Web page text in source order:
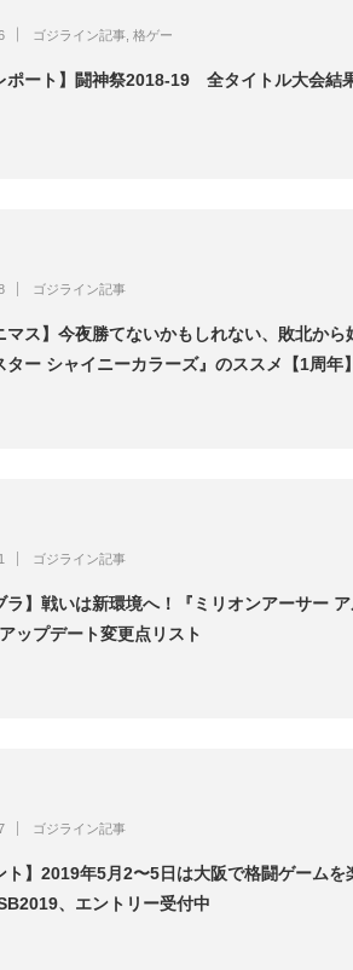
ゴジライン記事 格ゲー
ポート】闘神祭2018-19 全タイトル大会結
ゴジライン記事
マス】今夜勝てないかもしれない、敗北から
ター シャイニーカラーズ』のススメ【1周年】
ゴジライン記事
ラ】戦いは新環境へ！『ミリオンアーサー ア
ップデート変更点リスト
ゴジライン記事
ト】2019年5月2〜5日は大阪で格闘ゲームを
、エントリー受付中